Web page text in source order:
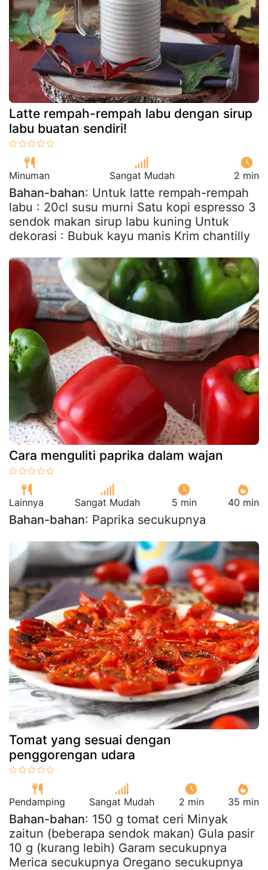
Latte rempah-rempah labu dengan sirup
labu buatan sendiri!
Minuman Sangat Mudah 2 min
Bahan-bahan: Untuk latte rempah-rempah
labu : 20cl susu murni Satu kopi espresso 3
sendok makan sirup labu kuning Untuk
dekorasi : Bubuk kayu manis Krim chantilly
Cara menguliti paprika dalam wajan
Lainnya Sangat Mudah 5 min 40 min
Bahan-bahan: Paprika secukupnya
Tomat yang sesuai dengan
penggorengan udara
Pendamping Sangat Mudah 2 min 35 min
Bahan-bahan: 150 g tomat ceri Minyak
zaitun (beberapa sendok makan) Gula pasir
10 g (kurang lebih) Garam secukupnya
Merica secukupnya Oregano secukupnya